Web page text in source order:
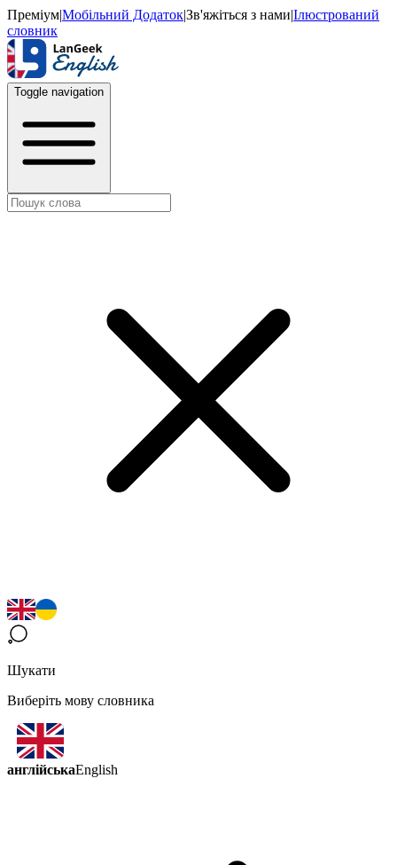
Преміум|Мобільний Додаток|Зв'яжіться з нами|Ілюстрований
словник
Toggle navigation
Шукати
Виберіть мову словника
англійськаEnglish